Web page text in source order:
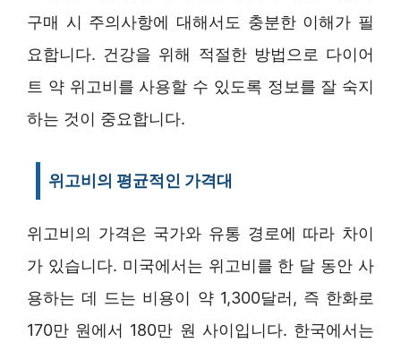
구매 시 주의사항에 대해서도 충분한 이해가 필
요합니다. 건강을 위해 적절한 방법으로 다이어
트 약 위고비를 사용할 수 있도록 정보를 잘 숙지
하는 것이 중요합니다.
위고비의 평균적인 가격대
위고비의 가격은 국가와 유통 경로에 따라 차이
가 있습니다. 미국에서는 위고비를 한 달 동안 사
용하는 데 드는 비용이 약 1,300달러, 즉 한화로
170만 원에서 180만 원 사이입니다. 한국에서는